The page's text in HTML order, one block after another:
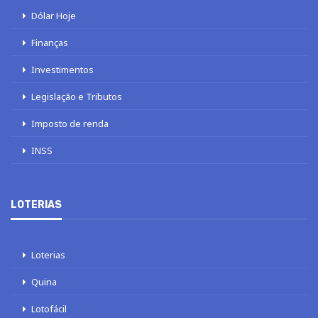
Dólar Hoje
Finanças
Investimentos
Legislação e Tributos
Imposto de renda
INSS
LOTERIAS
Loterias
Quina
Lotofácil